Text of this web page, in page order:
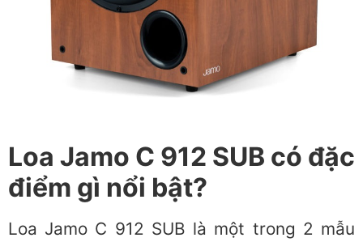
Loa Jamo C 912 SUB có đặc
điểm gì nổi bật?
Loa Jamo C 912 SUB là một trong 2 mẫu